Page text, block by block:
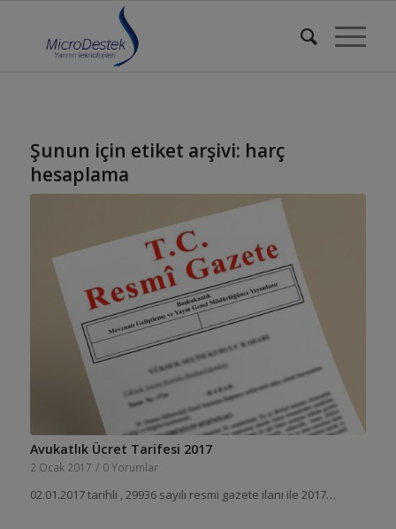
Şunun için etiket arşivi: harç
hesaplama
Avukatlık Ücret Tarifesi 2017
2 Ocak 2017 / 0 Yorumlar
02.01.2017 tarihli , 29936 sayılı resmi gazete ilanı ile 2017…